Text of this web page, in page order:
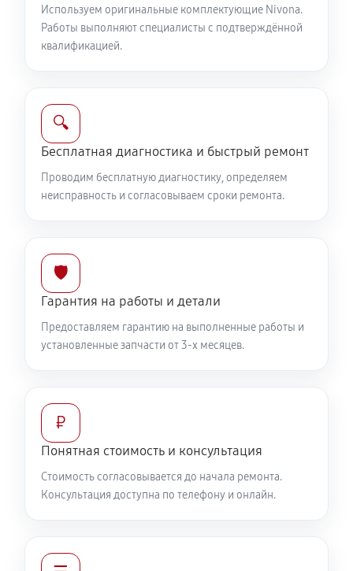
Используем оригинальные комплектующие Nivona.
Работы выполняют специалисты с подтверждённой
квалификацией.
🔍
Бесплатная диагностика и быстрый ремонт
Проводим бесплатную диагностику, определяем
неисправность и согласовываем сроки ремонта.
🛡️
Гарантия на работы и детали
Предоставляем гарантию на выполненные работы и
установленные запчасти от 3-х месяцев.
₽
Понятная стоимость и консультация
Стоимость согласовывается до начала ремонта.
Консультация доступна по телефону и онлайн.